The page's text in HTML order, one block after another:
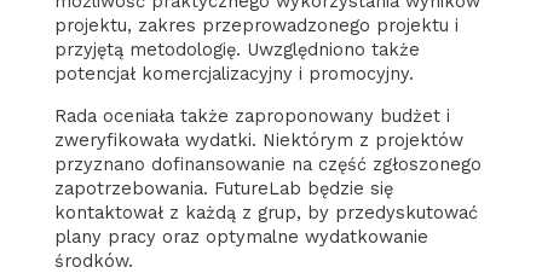
projektu, zakres przeprowadzonego projektu i
przyjętą metodologię. Uwzględniono także
potencjał komercjalizacyjny i promocyjny.
Rada oceniała także zaproponowany budżet i
zweryfikowała wydatki. Niektórym z projektów
przyznano dofinansowanie na część zgłoszonego
zapotrzebowania. FutureLab będzie się
kontaktował z każdą z grup, by przedyskutować
plany pracy oraz optymalne wydatkowanie
środków.